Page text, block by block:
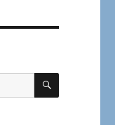
SUCHEN